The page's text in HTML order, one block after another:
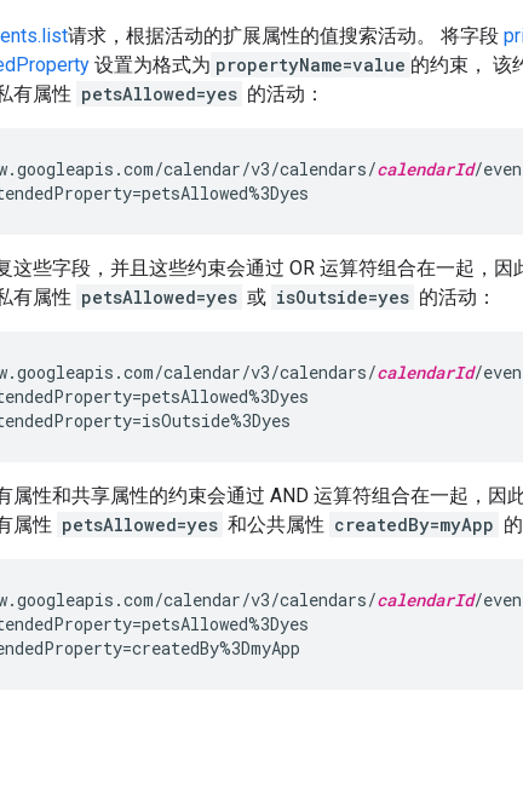
请求，根据活动的扩展属性的值搜索活动。 将字段
设置为格式为 propertyName=value 的约束， 该
有属性 petsAllowed=yes 的活动：
calendar/v3/calendars/calendarId/
这些字段，并且这些约束会通过 OR 运算符组合在一起，
有属性 petsAllowed=yes 或 isOutside=yes 的活动：
calendar/v3/calendars/calendarId/
属性和共享属性的约束会通过 AND 运算符组合在一起，
属性 petsAllowed=yes 和公共属性 createdBy=myApp
calendar/v3/calendars/calendarId/